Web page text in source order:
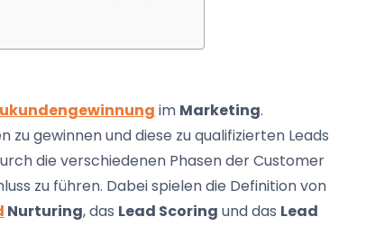
im Marketing.
gewinnen und diese zu qualifizierten Leads
die verschiedenen Phasen der Customer
zu führen. Dabei spielen die Definition von
Nurturing, das Lead Scoring und das Lead